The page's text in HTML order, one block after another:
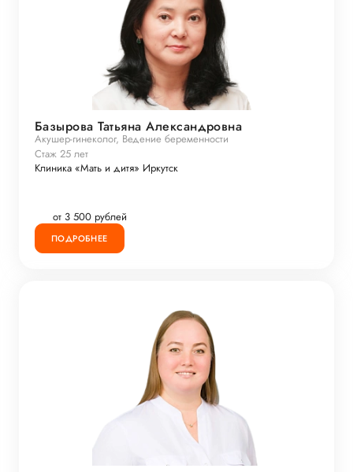
Базырова Татьяна Александровна
Акушер-гинеколог, Ведение беременности
Стаж 25 лет
Клиника «Мать и дитя» Иркутск
от 3 500 рублей
ПОДРОБНЕЕ